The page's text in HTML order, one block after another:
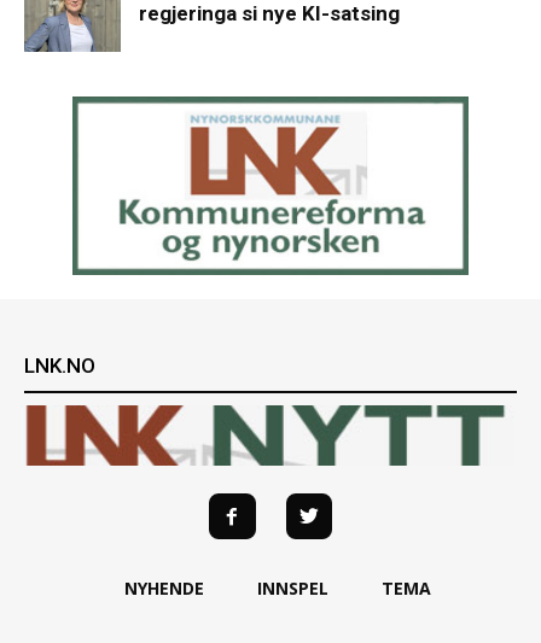
regjeringa si nye KI-satsing
LNK.NO
NYHENDE INNSPEL TEMA